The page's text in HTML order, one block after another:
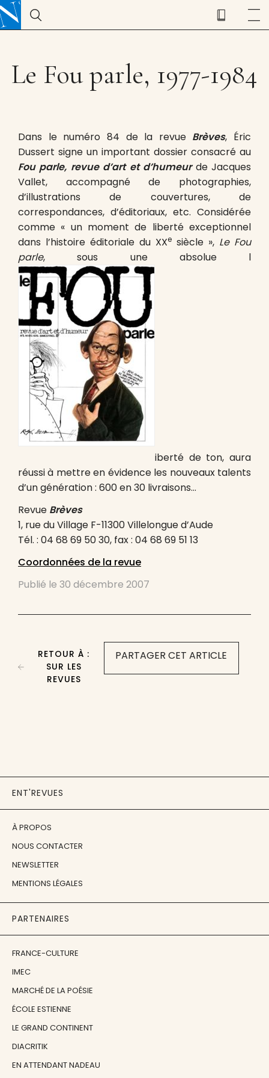
Le Fou parle, 1977-1984
Dans le numéro 84 de la revue Brèves, Éric
Dussert signe un important dossier consacré au
Fou parle, revue d’art et d’humeurde Jacques
Vallet, accompagné de photographies,
d’illustrations de couvertures, de
correspondances, d’éditoriaux, etc. Considérée
comme « un moment de liberté exceptionnel
dans l’histoire éditoriale du XXe siècle », Le Fou
parle, sous une absolue l
iberté de ton, aura
réussi à mettre en évidence les nouveaux talents
d’un génération : 600 en 30 livraisons…
Revue Brèves
1, rue du Village F-11300 Villelongue d’Aude
Tél. : 04 68 69 50 30, fax : 04 68 69 51 13
Coordonnées de la revue
Publié le 30 décembre 2007
PARTAGER CET ARTICLE
RETOUR À :
SUR LES
REVUES
ENT'REVUES
À PROPOS
NOUS CONTACTER
NEWSLETTER
MENTIONS LÉGALES
PARTENAIRES
FRANCE-CULTURE
IMEC
MARCHÉ DE LA POÉSIE
ÉCOLE ESTIENNE
LE GRAND CONTINENT
DIACRITIK
EN ATTENDANT NADEAU